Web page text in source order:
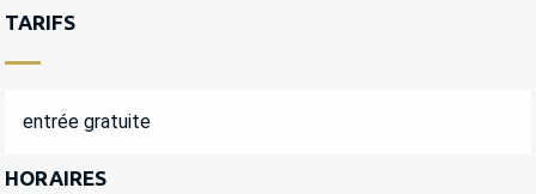
TARIFS
entrée gratuite
HORAIRES